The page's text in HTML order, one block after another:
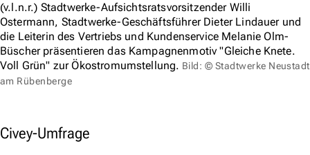
(v.l.n.r.) Stadtwerke-Aufsichtsratsvorsitzender Willi
Ostermann, Stadtwerke-Geschäftsführer Dieter Lindauer und
die Leiterin des Vertriebs und Kundenservice Melanie Olm-
Büscher präsentieren das Kampagnenmotiv "Gleiche Knete.
Voll Grün" zur Ökostromumstellung. Bild: © Stadtwerke Neustadt
am Rübenberge
Civey-Umfrage